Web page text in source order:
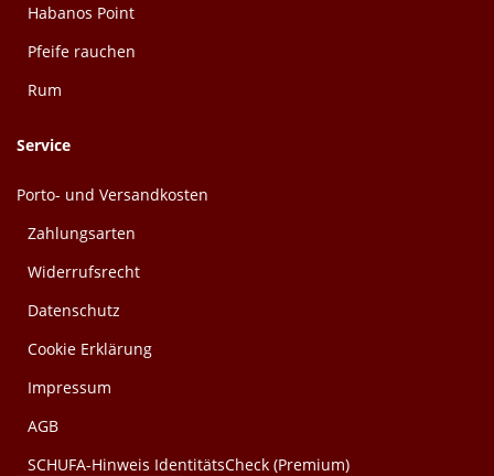
Habanos Point
Pfeife rauchen
Rum
Service
Porto- und Versandkosten
Zahlungsarten
Widerrufsrecht
Datenschutz
Cookie Erklärung
Impressum
AGB
SCHUFA-Hinweis IdentitätsCheck (Premium)